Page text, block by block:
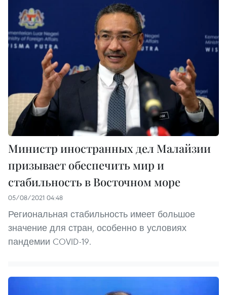
Министр иностранных дел Малайзии
призывает обеспечить мир и
стабильность в Восточном море
05/08/2021 04:48
Региональная стабильность имеет большое
значение для стран, особенно в условиях
пандемии COVID-19.